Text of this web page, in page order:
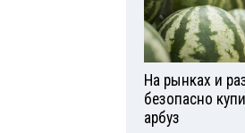
На рынках и
безопасно
арбуз